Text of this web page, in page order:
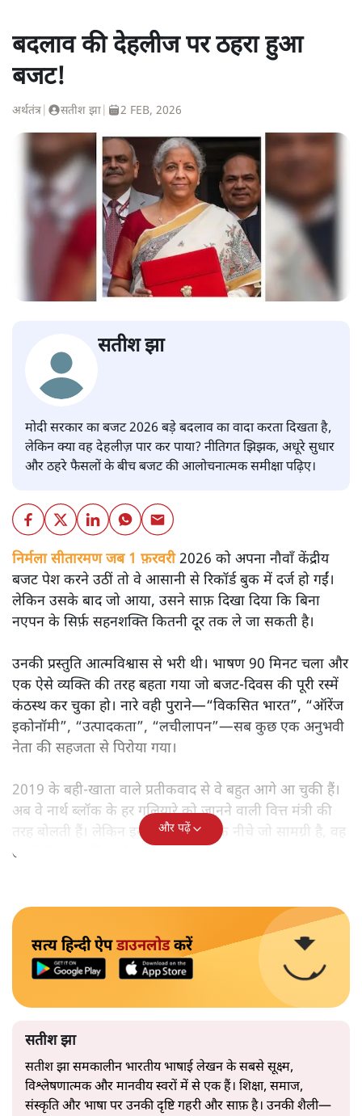
बदलाव की देहलीज पर ठहरा हुआ
बजट!
अर्थतंत्र सतीश झा 2 FEB, 2026
सतीश झा
मोदी सरकार का बजट 2026 बड़े बदलाव का वादा करता दिखता है,
लेकिन क्या वह देहलीज़ पार कर पाया? नीतिगत झिझक, अधूरे सुधार
और ठहरे फैसलों के बीच बजट की आलोचनात्मक समीक्षा पढ़िए।
निर्मला सीतारमण जब 1 फ़रवरी2026 को अपना नौवाँ केंद्रीय
बजट पेश करने उठीं तो वे आसानी से रिकॉर्ड बुक में दर्ज हो गईं।
लेकिन उसके बाद जो आया, उसने साफ़ दिखा दिया कि बिना
नएपन के सिर्फ़ सहनशक्ति कितनी दूर तक ले जा सकती है।
उनकी प्रस्तुति आत्मविश्वास से भरी थी। भाषण 90 मिनट चला और
एक ऐसे व्यक्ति की तरह बहता गया जो बजट‑दिवस की पूरी रस्में
कंठस्थ कर चुका हो। नारे वही पुराने—“विकसित भारत”, “ऑरेंज
इकोनॉमी”, “उत्पादकता”, “लचीलापन”—सब कुछ एक अनुभवी
नेता की सहजता से पिरोया गया।
2019 के बही‑खाता वाले प्रतीकवाद से वे बहुत आगे आ चुकी हैं।
अब वे नार्थ ब्लॉक के हर गलियारे को जानने वाली वित्त मंत्री की
तरह बोलती हैं। लेकिन इस आत्मविश्वास के नीचे जो सामग्री है, वह
उतनी ही अनुमानित और दोहराव भरी।
और पढ़ें
सत्य हिन्दी ऐपडाउनलोडकरें
सतीश झा
सतीश झा समकालीन भारतीय भाषाई लेखन के सबसे सूक्ष्म,
विश्लेषणात्मक और मानवीय स्वरों में से एक हैं। शिक्षा, समाज,
संस्कृति और भाषा पर उनकी दृष्टि गहरी और साफ़ है। उनकी शैली—